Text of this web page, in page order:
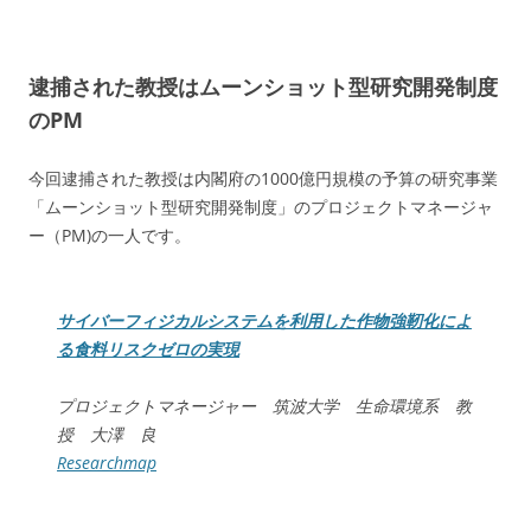
逮捕された教授はムーンショット型研究開発制度
のPM
今回逮捕された教授は内閣府の1000億円規模の予算の研究事業
「ムーンショット型研究開発制度」のプロジェクトマネージャ
ー（PM)の一人です。
サイバーフィジカルシステムを利用した作物強靭化によ
る食料リスクゼロの実現
プロジェクトマネージャー 筑波大学 生命環境系 教
授 大澤 良
Researchmap